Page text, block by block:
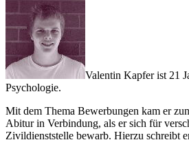
Valentin Kapfer ist 21
Psychologie.
Mit dem Thema Bewerbungen kam er
Abitur in Verbindung, als er sich für
Zivildienststelle bewarb. Hierzu schreibt